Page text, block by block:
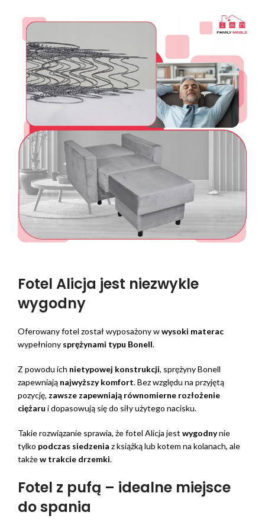
Fotel Alicja jest niezwykle
wygodny
Oferowany fotel został wyposażony wwysoki materac
wypełniony sprężynami typu Bonell.
Z powodu ich nietypowej konstrukcji, sprężyny Bonell
zapewniają najwyższy komfort. Bez względu na przyjętą
pozycję, zawsze zapewniają równomierne rozłożenie
ciężaru i dopasowują się do siły użytego nacisku.
Takie rozwiązanie sprawia, że fotel Alicja jest wygodnynie
tylko podczas siedzenia z książką lub kotem na kolanach, ale
takżew trakcie drzemki.
Fotel z pufą – idealne miejsce
do spania